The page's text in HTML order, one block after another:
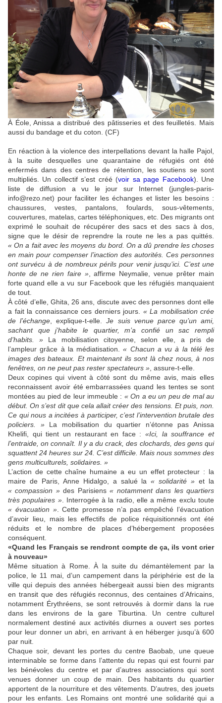
À Éole, Anissa a distribué des pâtisseries et des feuilletés. Mais
aussi du bandage et du coton. (CF)
En réaction à la violence des interpellations devant la halle Pajol,
à la suite desquelles une quarantaine de réfugiés ont été
enfermés dans des centres de rétention, les soutiens se sont
multipliés. Un collectif s’est créé (voir sa page Facebook). Une
liste de diffusion a vu le jour sur Internet (jungles-paris-
info@rezo.net) pour faciliter les échanges et lister les besoins :
chaussures, vestes, pantalons, foulards, sous-vêtements,
couvertures, matelas, cartes téléphoniques, etc. Des migrants ont
exprimé le souhait de récupérer des sacs et des sacs à dos,
signe que le désir de reprendre la route ne les a pas quittés.
« On a fait avec les moyens du bord. On a dû prendre les choses
en main pour compenser l’inaction des autorités. Ces personnes
ont survécu à de nombreux périls pour venir jusqu’ici. C’est une
honte de ne rien faire », affirme Neymalie, venue prêter main
forte quand elle a vu sur Facebook que les réfugiés manquaient
de tout.
À côté d’elle, Ghita, 26 ans, discute avec des personnes dont elle
a fait la connaissance ces derniers jours. « La mobilisation crée
de l’échange, explique-t-elle.Je suis venue parce qu’un ami,
sachant que j’habite le quartier, m’a confié un sac rempli
d’habits. » La mobilisation citoyenne, selon elle, a pris de
l’ampleur grâce à la médiatisation.« Chacun a vu à la télé les
images des bateaux. Et maintenant ils sont là chez nous, à nos
fenêtres, on ne peut pas rester spectateurs », assure-t-elle.
Deux copines qui vivent à côté sont du même avis, mais elles
reconnaissent avoir été embarrassées quand les tentes se sont
montées au pied de leur immeuble : « On a eu un peu de mal au
début. On s’est dit que cela allait créer des tensions. Et puis, non.
Ce qui nous a incitées à participer, c’est l’intervention brutale des
policiers. »La mobilisation du quartier n’étonne pas Anissa
Khelifi, qui tient un restaurant en face :«Ici, la souffrance et
l’entraide, on connaît. Il y a du crack, des clochards, des gens qui
squattent 24 heures sur 24. C’est difficile. Mais nous sommes des
gens multiculturels, solidaires. »
L’action de cette chaîne humaine a eu un effet protecteur : la
maire de Paris, Anne Hidalgo, a salué la« solidarité » et la
« compassion »des Parisiens« notamment dans les quartiers
très populaires ». Interrogée à la radio, elle a même exclu toute
« évacuation ». Cette promesse n’a pas empêché l’évacuation
d’avoir lieu, mais les effectifs de police réquisitionnés ont été
réduits et le nombre de places d’hébergement proposées
conséquent.
«Quand les Français se rendront compte de ça, ils vont crier
à nouveau»
Même situation à Rome. À la suite du démantèlement par la
police, le 11 mai, d’un campement dans la périphérie est de la
ville qui depuis des années hébergeait aussi bien des migrants
en transit que des réfugiés reconnus, des centaines d’Africains,
notamment Érythréens, se sont retrouvés à dormir dans la rue
dans les environs de la gare Tiburtina. Un centre culturel
normalement destiné aux activités diurnes a ouvert ses portes
pour leur donner un abri, en arrivant à en héberger jusqu’à 600
par nuit.
Chaque soir, devant les portes du centre Baobab, une queue
interminable se forme dans l’attente du repas qui est fourni par
les bénévoles du centre et par d’autres associations qui sont
venues donner un coup de main. Des habitants du quartier
apportent de la nourriture et des vêtements. D’autres, des jouets
pour les enfants. Les Romains ont montré une solidarité qui a